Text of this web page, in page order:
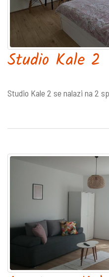
Studio Kale 2
Studio Kale 2 se nalazi na 2